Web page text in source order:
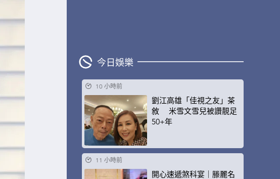
今日娛樂
10 小時前
劉江高雄「佳視之友」茶
敘 米雪文雪兒被讚靚足
50+年
11 小時前
開心速遞煞科宴｜滕麗名